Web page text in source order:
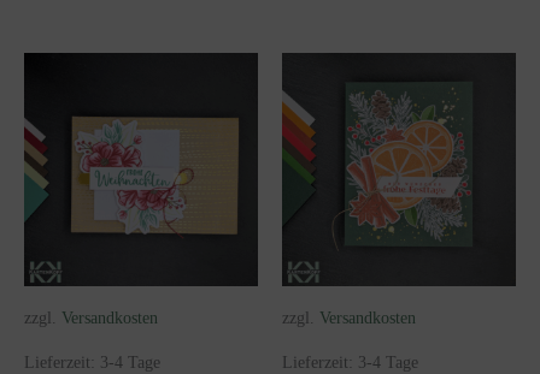
zzgl. Versandkosten
Lieferzeit: 3-4 Tage
zzgl. Versandkosten
Lieferzeit: 3-4 Tage